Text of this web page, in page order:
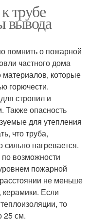
трубе
вывода
помнить о пожарной
частного дома
материалов, которые
горючести.
стропил и
Также опасность
для утепления
что труба,
нагревается.
возможности
пожарной
не меньше
керамики. Если
то
25 см.